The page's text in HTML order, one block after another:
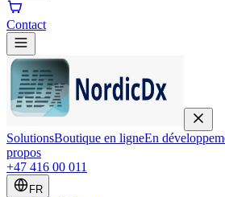
Contact
SolutionsBoutique en ligneEn
propos
+47 416 00 011
FR